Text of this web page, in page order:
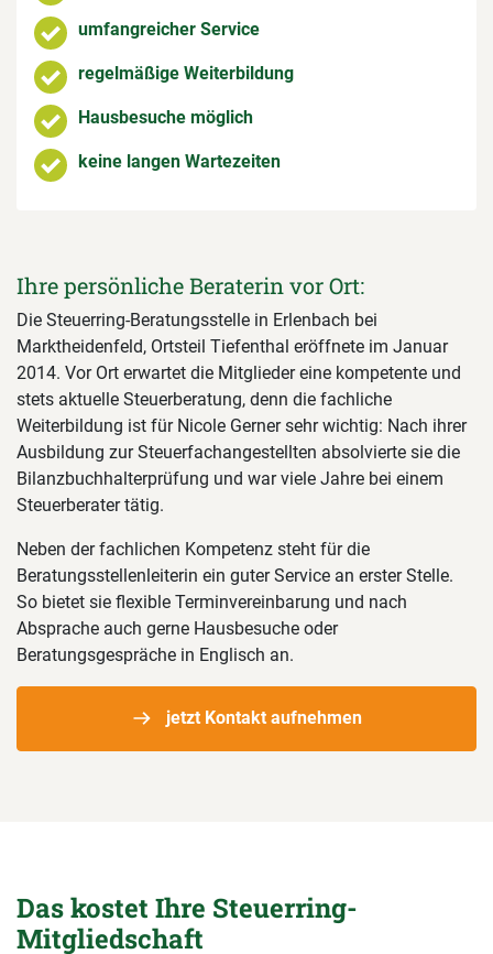
umfangreicher Service
regelmäßige Weiterbildung
Hausbesuche möglich
keine langen Wartezeiten
Ihre persönliche Beraterin vor Ort:
Die Steuerring-Beratungsstelle in Erlenbach bei
Marktheidenfeld, Ortsteil Tiefenthal eröffnete im Januar
2014. Vor Ort erwartet die Mitglieder eine kompetente und
stets aktuelle Steuerberatung, denn die fachliche
Weiterbildung ist für Nicole Gerner sehr wichtig: Nach ihrer
Ausbildung zur Steuerfachangestellten absolvierte sie die
Bilanzbuchhalterprüfung und war viele Jahre bei einem
Steuerberater tätig.
Neben der fachlichen Kompetenz steht für die
Beratungsstellenleiterin ein guter Service an erster Stelle.
So bietet sie flexible Terminvereinbarung und nach
Absprache auch gerne Hausbesuche oder
Beratungsgespräche in Englisch an.
jetzt Kontakt aufnehmen
Das kostet Ihre Steuerring-
Mitgliedschaft